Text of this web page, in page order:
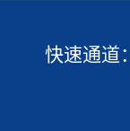
快速通道：